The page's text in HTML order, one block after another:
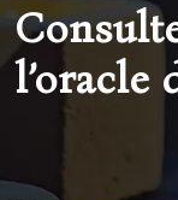
l’oracle